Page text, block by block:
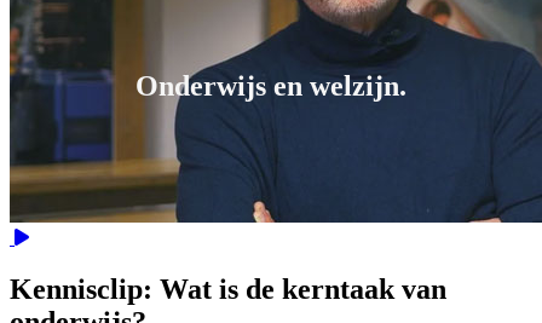
Onderwijs en welzijn.
Video
Kennisclip: Wat is de kerntaak van